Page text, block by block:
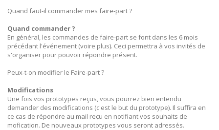
Quand faut-il commander mes faire-part ?
Quand commander ?
En général, les commandes de faire-part se font dans les 6 mois
précédant l'événement (voire plus). Ceci permettra à vos invités de
s'organiser pour pouvoir répondre présent.
Peux-t-on modifier le Faire-part ?
Modifications
Une fois vos prototypes reçus, vous pourrez bien entendu
demander des modifications (c'est le but du prototype). Il suffira en
ce cas de répondre au mail reçu en notifiant vos souhaits de
mofication. De nouveaux prototypes vous seront adressés.